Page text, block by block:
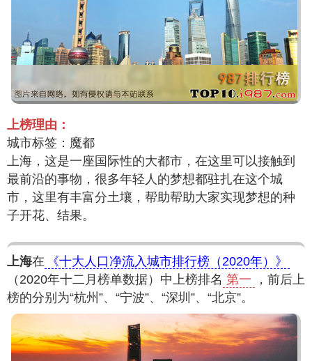
上榜理由：
城市标签：魔都
上海，这是一座国际性的大都市，在这里可以接触到
最前沿的事物，很多年轻人的梦想都驻扎在这个城
市，这里有丰富分土壤，帮助帮助大家实现梦想的种
子开花、结果。
上海在
《十大人口净流入城市排行榜（2020年）》
（2020年十二月榜单数据）中上榜排名 第一
，前后上
榜的分别为“杭州”、“宁波”、“深圳”、“北京”。